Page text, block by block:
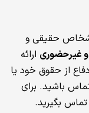
حقیقی و
غیرحضوری ارائه
از حقوق خود یا
باشید. برای
بگیرید.